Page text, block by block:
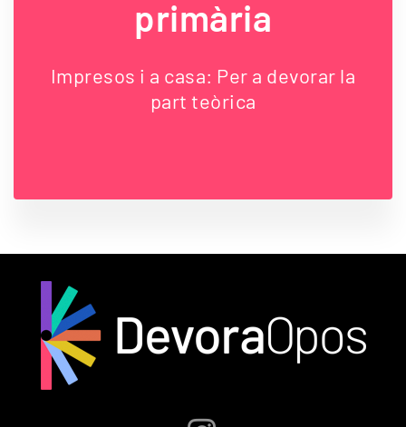
primària
Impresos i a casa: Per a devorar la
part teòrica